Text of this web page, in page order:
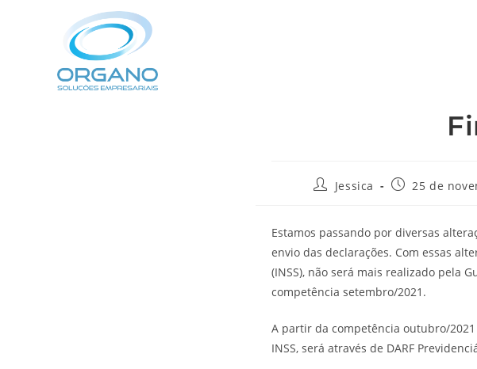
Jessica 25 de
Estamos passando por diversas
envio das declarações. Com essas
(INSS), não será mais realizado pela
competência setembro/2021.
A partir da competência outubro/
INSS, será através de DARF